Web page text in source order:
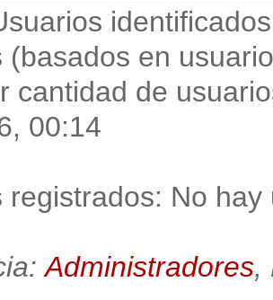
(basados en
cantidad de
00:14
registrados: No
Administradores,